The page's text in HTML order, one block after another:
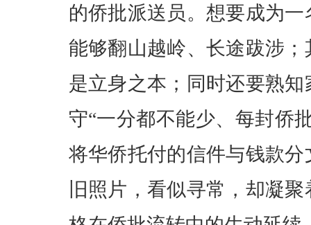
的侨批派送员。想要成为
能够翻山越岭、长途跋涉
是立身之本；同时还要熟
守“一分都不能少、每封侨
将华侨托付的信件与钱款
旧照片，看似寻常，却凝